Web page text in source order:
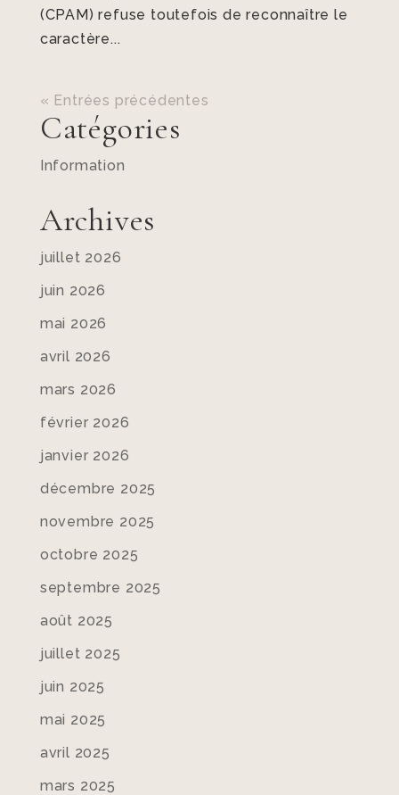
(CPAM) refuse toutefois de reconnaître le
caractère...
« Entrées précédentes
Catégories
Information
Archives
juillet 2026
juin 2026
mai 2026
avril 2026
mars 2026
février 2026
janvier 2026
décembre 2025
novembre 2025
octobre 2025
septembre 2025
août 2025
juillet 2025
juin 2025
mai 2025
avril 2025
mars 2025